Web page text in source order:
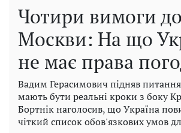
Чотири вимоги до
Москви: На що
не має права
Вадим Герасимович підняв
мають бути реальні кроки з боку
Бортнік наголосив, що Україна
чіткий список обов'язкових умов